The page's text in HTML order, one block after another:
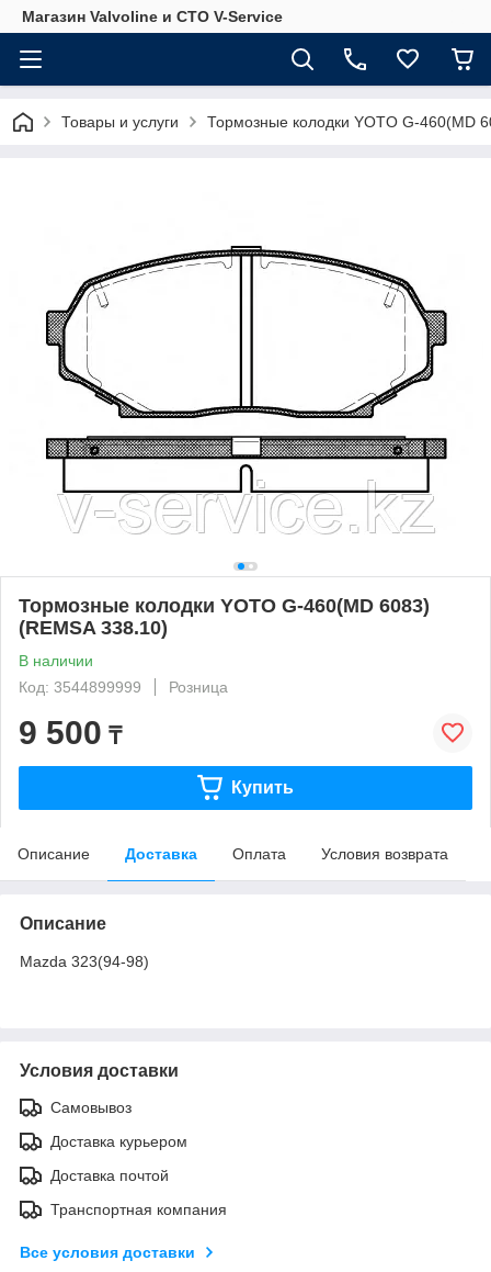
Магазин Valvoline и СТО V-Service
Товары и услуги Тормозные колодки YOTO G-460(MD
Тормозные колодки YOTO G-460(MD 6083)
(REMSA 338.10)
В наличии
Код: 3544899999
Розница
9 500 ₸
Купить
Описание Доставка Оплата Условия возврата
Описание
Mazda 323(94-98)
Условия доставки
Самовывоз
Доставка курьером
Доставка почтой
Транспортная компания
Все условия доставки